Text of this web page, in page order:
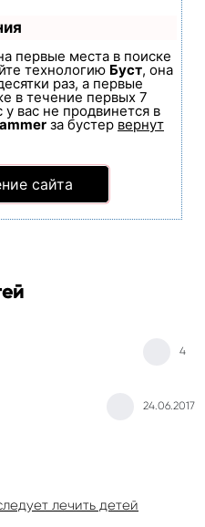
первые места в поиске
технологию Буст, она
раз, а первые
в течение первых 7
вас не продвинется в
за бустер вернут
сайта
24.06.2017
4
лечить детей